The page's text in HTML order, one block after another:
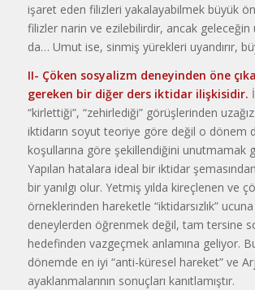
işaret eden filizleri yakalayabilmek büyük
filizler narin ve ezilebilirdir, ancak geleceğin
da… Umut ise, sinmiş yürekleri uyandırır,
II- Çöken sosyalizm deneyinden öne
gereken bir diğer ders iktidar ilişkisidir.
“kirlettiği”, “zehirlediği” görüşlerinden
iktidarın soyut teoriye göre değil o dönem
koşullarına göre şekillendiğini unutmamak
Yapılan hatalara ideal bir iktidar
bir yanılgı olur. Yetmiş yılda kireçlenen ve
örneklerinden hareketle “iktidarsızlık”
deneylerden öğrenmek değil, tam tersine
hedefinden vazgeçmek anlamına geliyor.
dönemde en iyi “anti-küresel hareket” ve
ayaklanmalarının sonuçları kanıtlamıştır.